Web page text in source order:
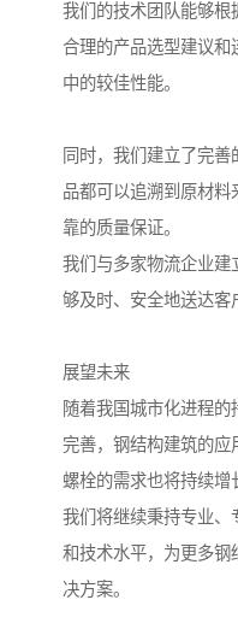
我们的技术团队能够根
合理的产品选型建议和
中的较佳性能。
同时，我们建立了完
品都可以追溯到原材料
靠的质量保证。
我们与多家物流企业建
够及时、安全地送达客
展望未来
随着我国城市化进程
完善，钢结构建筑的应
螺栓的需求也将持续增
我们将继续秉持专业、
和技术水平，为更多钢
决方案。